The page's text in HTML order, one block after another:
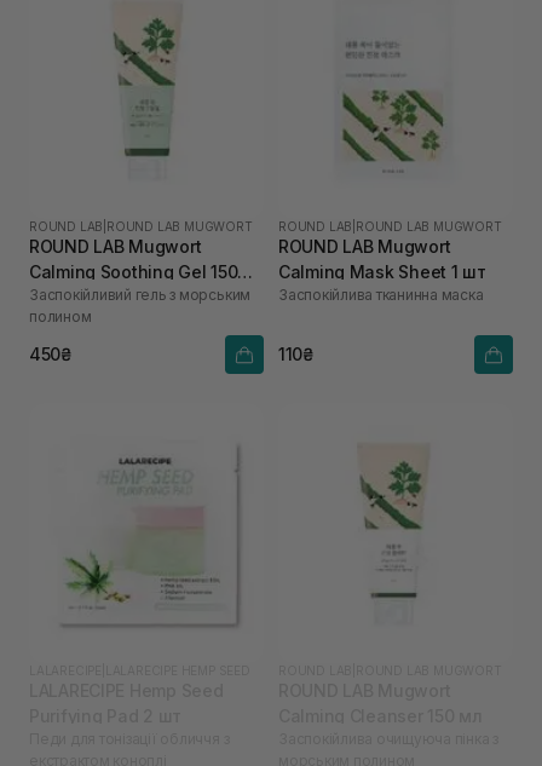
ROUND LAB ROUND LAB MUGWORT
ROUND LAB Mugwort
Calming Soothing Gel 150
мл
Заспокійливий гель з морським
полином
450₴
ROUND LAB ROUND LAB MUGWORT
ROUND LAB Mugwort
Calming Mask Sheet 1 шт
Заспокійлива тканинна маска
110₴